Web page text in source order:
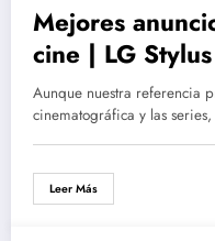
Mejores
cine | LG
Aunque nuestra referencia
cinematográfica y las
Leer Más